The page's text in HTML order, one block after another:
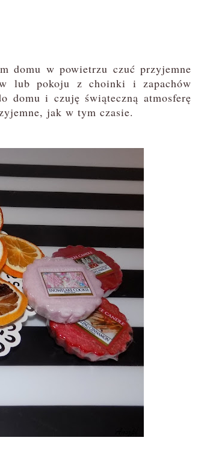
domu w powietrzu czuć przyjemne
lub pokoju z choinki i zapachów
domu i czuję świąteczną atmosferę
jak w tym czasie.